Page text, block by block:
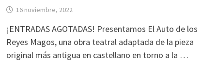
16 noviembre, 2022
¡ENTRADAS AGOTADAS! Presentamos El Auto de los
Reyes Magos, una obra teatral adaptada de la pieza
original más antigua en castellano en torno a la …